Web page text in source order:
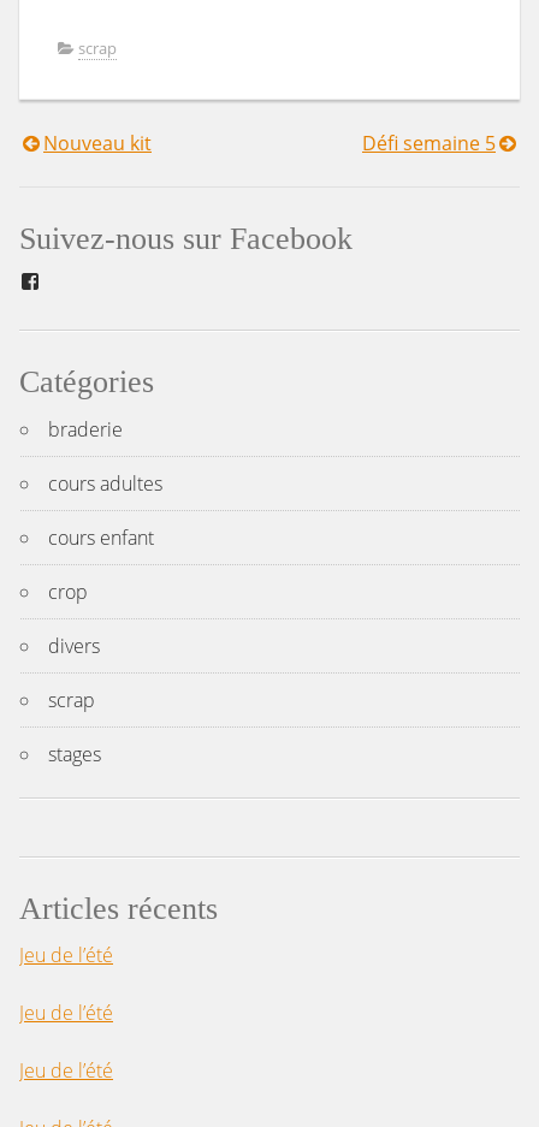
scrap
Navigation
l’article
Nouveau kit Défi semaine 5
Suivez-nous sur Facebook
Catégories
braderie
cours adultes
cours enfant
crop
divers
scrap
stages
Articles récents
Jeu de l’été
Jeu de l’été
Jeu de l’été